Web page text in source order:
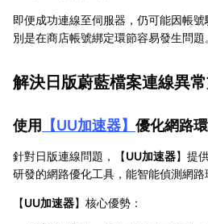
即便成功連線至伺服器，仍可能因帳
別是在商店帳號綁定環節容易發生問題
解決日版蔚藍檔案連線異
使用 【UU加速器】 優化網路
針對日版連線問題，【UU加速器】提
研發的網路優化工具，能智能偵測網路
【UU加速器】核心優勢：